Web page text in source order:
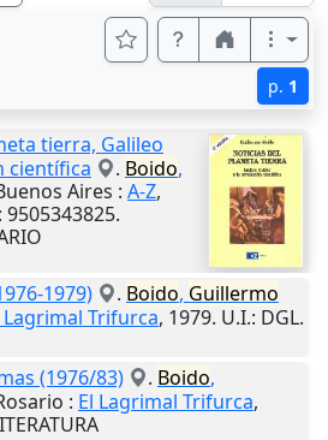
p. 1
tierra, Galileo
científica
. Boido,
Aires : A-Z,
9505343825.
1979) . Boido, Guillermo
Lagrimal Trifurca, 1979. U.I.: DGL.
(1976/83)
. Boido,
: El Lagrimal Trifurca,